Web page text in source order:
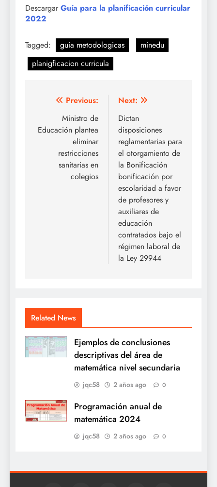
Descargar Guía para la planificación curricular
2022
Tagged: guia metodologicas
minedu
planigficacion curricula
Navegación
entradas
Previous:
Ministro de
Educación plantea
eliminar
restricciones
sanitarias en
colegios
Next:
Dictan
disposiciones
reglamentarias para
el otorgamiento de
la Bonificación
bonificación por
escolaridad a favor
de profesores y
auxiliares de
educación
contratados bajo el
régimen laboral de
la Ley 29944
Related News
Ejemplos de conclusiones
descriptivas del área de
matemática nivel secundaria
jqc58 2 años ago 0
Programación anual de
matemática 2024
jqc58 2 años ago 0